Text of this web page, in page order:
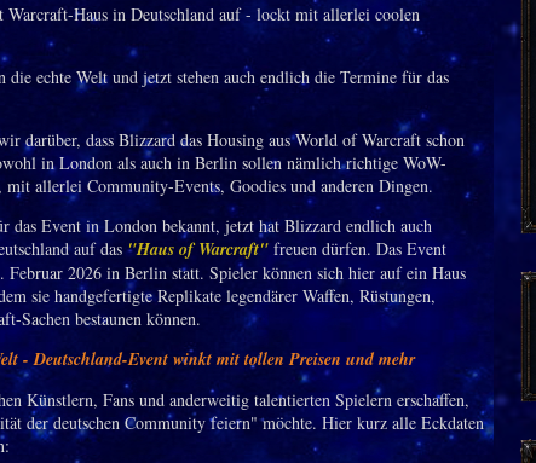
echte Welt und jetzt stehen auch endlich die Termine für das
darüber, dass Blizzard das Housing aus World of Warcraft schon
in London als auch in Berlin sollen nämlich richtige WoW-
mit allerlei Community-Events, Goodies und anderen Dingen.
das Event in London bekannt, jetzt hat Blizzard endlich auch
auf das "Haus of Warcraft"freuen dürfen. Das Event
Februar 2026 in Berlin statt. Spieler können sich hier auf ein Haus
sie handgefertigte Replikate legendärer Waffen, Rüstungen,
Sachen bestaunen können.
- Deutschland-Event winkt mit tollen Preisen und mehr
Künstlern, Fans und anderweitig talentierten Spielern erschaffen,
der deutschen Community feiern" möchte. Hier kurz alle Eckdaten